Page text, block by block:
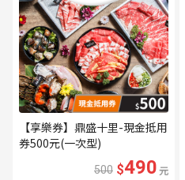
【享樂券】鼎盛十里-現金抵用
券500元(一次型)
500 $490元